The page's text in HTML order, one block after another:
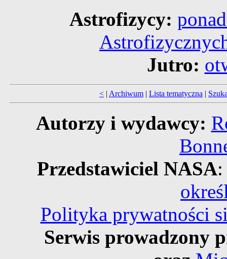
Astrofizycy:
Jutro:
< | Archiwum | Lista tematyczna |
Autorzy i wydawcy:
Przedstawiciel NASA
Polityka prywatności
Serwis prowadzony